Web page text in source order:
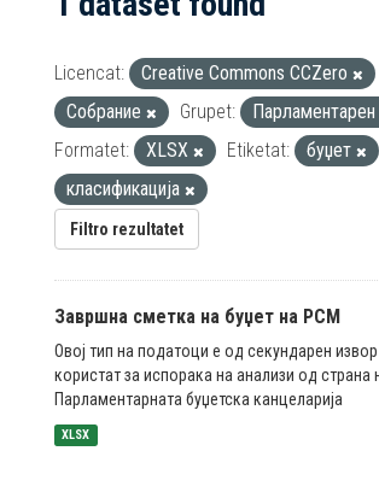
Licencat: Creative Commons CCZero
Собрание
Grupet:
Парламентарен
Formatet:
XLSX Etiketat:
буџет
класификација
Filtro rezultatet
Завршна сметка на буџет на РСМ
Овој тип на податоци е од секундарен извор
користат за испорака на анализи од страна
Парламентарната буџетска канцеларија
XLSX